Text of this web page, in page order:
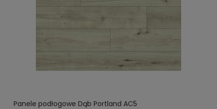
Panele podłogowe Dąb Portland AC5